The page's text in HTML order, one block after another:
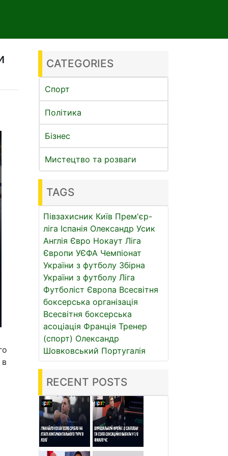
в
CATEGORIES
Спорт
Політика
Бізнес
Мистецтво та розваги
TAGS
Півзахисник Київ Прем'єр-
ліга Іспанія Олександр Усик
Англія Євро Нокаут Ліга
Європи УЄФА Чемпіонат
України з футболу Збірна
України з футболу Ліга
Футболіст Європа Всесвітня
боксерська організація
Всесвітня боксерська
асоціація Франція Тренер
(спорт) Олександр
Шовковський Португалія
RECENT POSTS